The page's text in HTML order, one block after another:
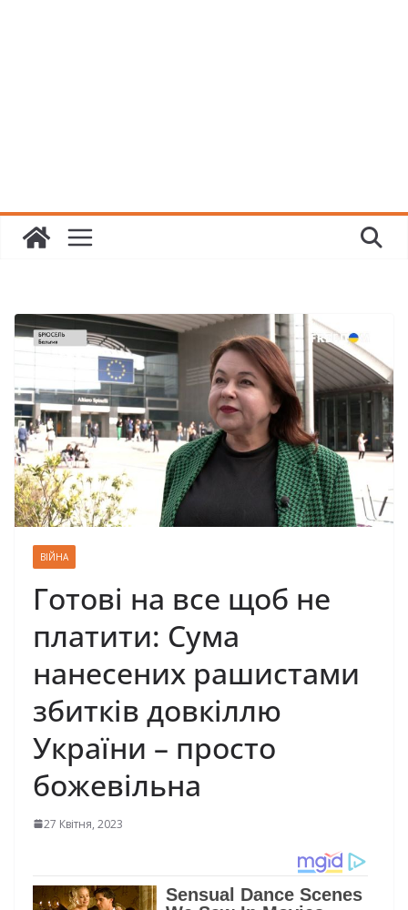
ВІЙНА
Готові на все щоб не
платити: Сума
нанесених рашистами
збитків довкіллю
України – просто
божевільна
27 Квітня, 2023